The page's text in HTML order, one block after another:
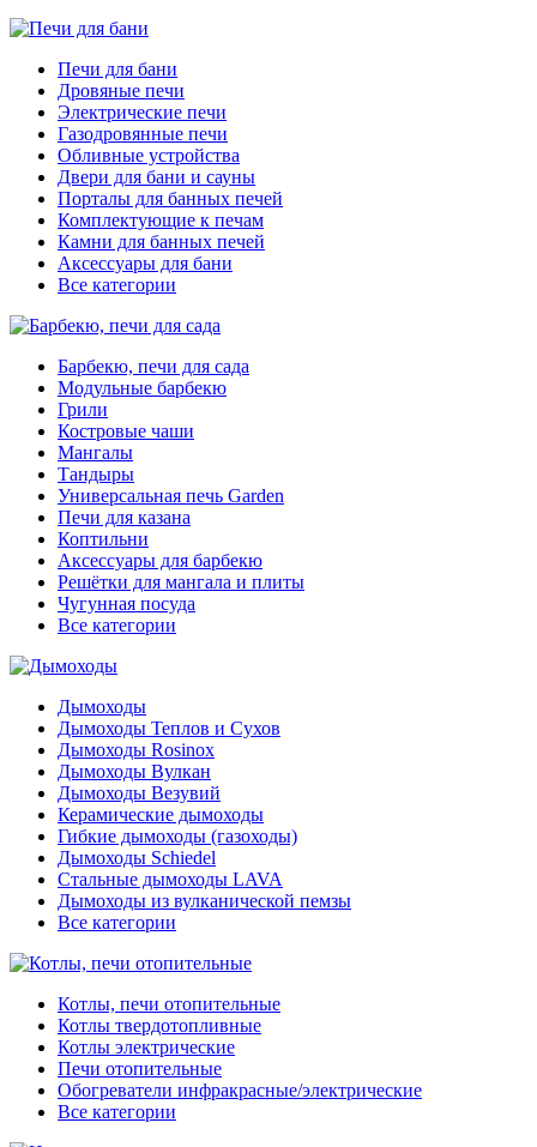
Печи для бани
Дровяные печи
Электрические печи
Газодровянные печи
Обливные устройства
Двери для бани и сауны
Порталы для банных печей
Комплектующие к печам
Камни для банных печей
Аксессуары для бани
Все категории
Барбекю, печи для сада
Модульные барбекю
Грили
Костровые чаши
Мангалы
Тандыры
Универсальная печь Garden
Печи для казана
Коптильни
Аксессуары для барбекю
Решётки для мангала и плиты
Чугунная посуда
Все категории
Дымоходы
Дымоходы Теплов и Сухов
Дымоходы Rosinox
Дымоходы Вулкан
Дымоходы Везувий
Керамические дымоходы
Гибкие дымоходы (газоходы)
Дымоходы Schiedel
Стальные дымоходы LAVA
Дымоходы из вулканической пемзы
Все категории
Котлы, печи отопительные
Котлы твердотопливные
Котлы электрические
Печи отопительные
Обогреватели инфракрасные/электрические
Все категории